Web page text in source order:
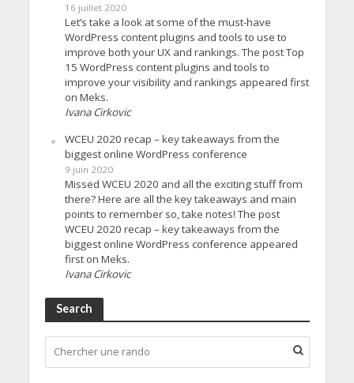
16 juillet 2020
Let’s take a look at some of the must-have
WordPress content plugins and tools to use to
improve both your UX and rankings. The post Top
15 WordPress content plugins and tools to
improve your visibility and rankings appeared first
on Meks.
Ivana Cirkovic
WCEU 2020 recap – key takeaways from the
biggest online WordPress conference
9 juin 2020
Missed WCEU 2020 and all the exciting stuff from
there? Here are all the key takeaways and main
points to remember so, take notes! The post
WCEU 2020 recap – key takeaways from the
biggest online WordPress conference appeared
first on Meks.
Ivana Cirkovic
Search